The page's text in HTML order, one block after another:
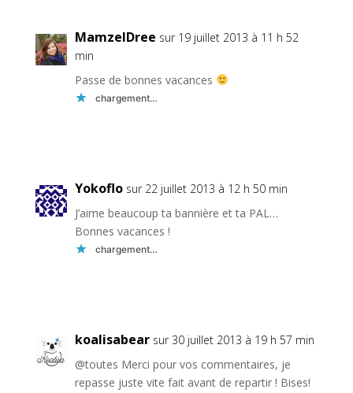
MamzelDree sur 19 juillet 2013 à 11 h 52
min
Passe de bonnes vacances
chargement…
Yokoflo sur 22 juillet 2013 à 12 h 50 min
J’aime beaucoup ta bannière et ta PAL…
Bonnes vacances !
chargement…
koalisabear sur 30 juillet 2013 à 19 h 57 min
@toutes Merci pour vos commentaires, je
repasse juste vite fait avant de repartir ! Bises!